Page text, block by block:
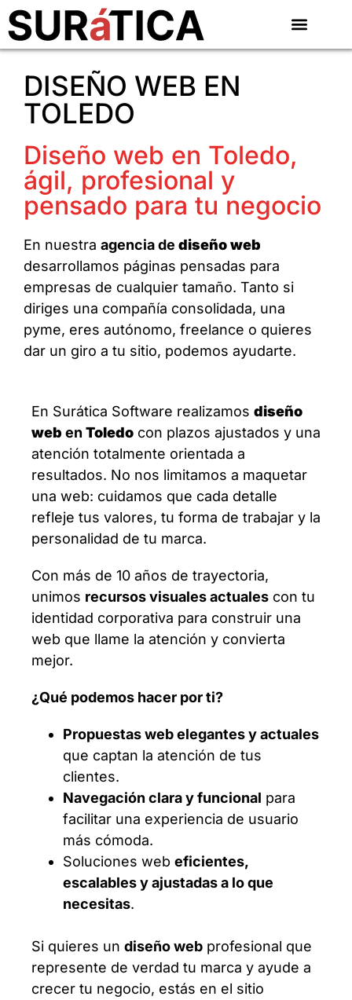
DISEÑO WEB EN
TOLEDO
Diseño web en Toledo,
ágil, profesional y
pensado para tu negocio
En nuestra agencia de diseño web
desarrollamos páginas pensadas para
empresas de cualquier tamaño. Tanto si
diriges una compañía consolidada, una
pyme, eres autónomo, freelance o quieres
dar un giro a tu sitio, podemos ayudarte.
En Surática Software realizamos diseño
web en Toledo con plazos ajustados y una
atención totalmente orientada a
resultados. No nos limitamos a maquetar
una web: cuidamos que cada detalle
refleje tus valores, tu forma de trabajar y la
personalidad de tu marca.
Con más de 10 años de trayectoria,
unimos recursos visuales actuales con tu
identidad corporativa para construir una
web que llame la atención y convierta
mejor.
¿Qué podemos hacer por ti?
Propuestas web elegantes y actuales
que captan la atención de tus
clientes.
Navegación clara y funcional para
facilitar una experiencia de usuario
más cómoda.
Soluciones web eficientes,
escalables y ajustadas a lo que
necesitas.
Si quieres un diseño web profesional que
represente de verdad tu marca y ayude a
crecer tu negocio, estás en el sitio